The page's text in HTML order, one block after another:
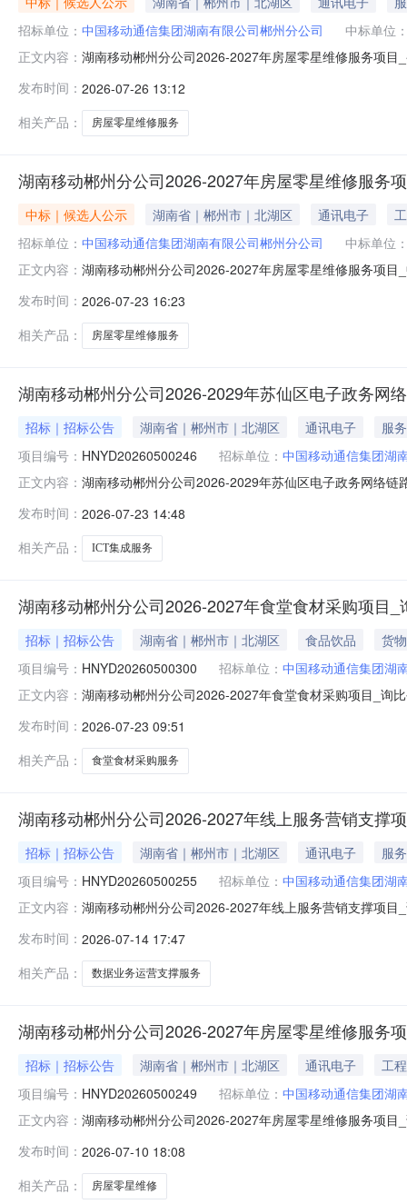
招标单位： 中国移动通信集团湖南有限公司郴州分公司
中标单位
正文内容： 湖南移动郴州分公司2026-2027年房屋零星维修服务项目
发布时间： 2026-07-26 13:12
相关产品：
房屋零星维修服务
湖南移动郴州分公司2026-2027年房屋零星维修服务
中标｜候选人公示 湖南省｜郴州市｜北湖区 通讯电子
招标单位： 中国移动通信集团湖南有限公司郴州分公司
中标单位
正文内容： 湖南移动郴州分公司2026-2027年房屋零星维修服务项目
发布时间： 2026-07-23 16:23
相关产品：
房屋零星维修服务
湖南移动郴州分公司2026-2029年苏仙区电子政务网
招标｜招标公告 湖南省｜郴州市｜北湖区 通讯电子
服务
项目编号： HNYD20260500246 招标单位： 中国移动通信集团湖
正文内容： 湖南移动郴州分公司2026-2029年苏仙区电子政务网络
发布时间： 2026-07-23 14:48
相关产品：
ICT集成服务
湖南移动郴州分公司2026-2027年食堂食材采购项目_
招标｜招标公告 湖南省｜郴州市｜北湖区 食品饮品
货物
项目编号： HNYD20260500300 招标单位： 中国移动通信集团湖
正文内容： 湖南移动郴州分公司2026-2027年食堂食材采购项目_询
发布时间： 2026-07-23 09:51
相关产品：
食堂食材采购服务
湖南移动郴州分公司2026-2027年线上服务营销支撑
招标｜招标公告 湖南省｜郴州市｜北湖区 通讯电子
服务
项目编号： HNYD20260500255 招标单位： 中国移动通信集团湖
正文内容： 湖南移动郴州分公司2026-2027年线上服务营销支撑项目
发布时间： 2026-07-14 17:47
相关产品：
数据业务运营支撑服务
湖南移动郴州分公司2026-2027年房屋零星维修服务
招标｜招标公告 湖南省｜郴州市｜北湖区 通讯电子
工程
项目编号： HNYD20260500249 招标单位： 中国移动通信集团湖
正文内容： 湖南移动郴州分公司2026-2027年房屋零星维修服务项目
发布时间： 2026-07-10 18:08
相关产品：
房屋零星维修